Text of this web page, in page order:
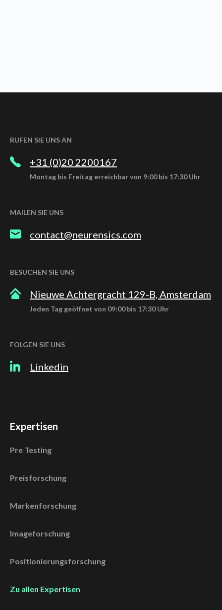
RUFEN SIE UNS AN
+31 (0)20 2200167
Montag bis Freitag erreichbar von 9:00 bis 17:30 Uhr
MAILEN SIE UNS
contact@neurensics.com
BESUCHEN SIE UNS
Nieuwe Achtergracht 129-B, Amsterdam
Jeden Tag geöffnet von 09:00 bis 17:30 Uhr
FOLGEN SIE UNS
Linkedin
Expertisen
Pre Testing
Preisforschung
Markenforschung
Imageforschung
Positionierungsforschung
Zu allen Expertisen